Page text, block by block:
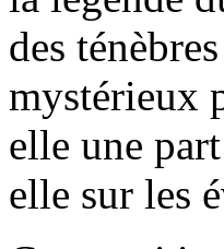
des
mystérieux
elle une
elle sur les